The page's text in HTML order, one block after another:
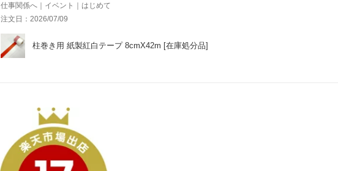
仕事関係へ｜イベント｜はじめて
注文日：2026/07/09
柱巻き用 紙製紅白テープ 8cmX42m [在庫処分品]